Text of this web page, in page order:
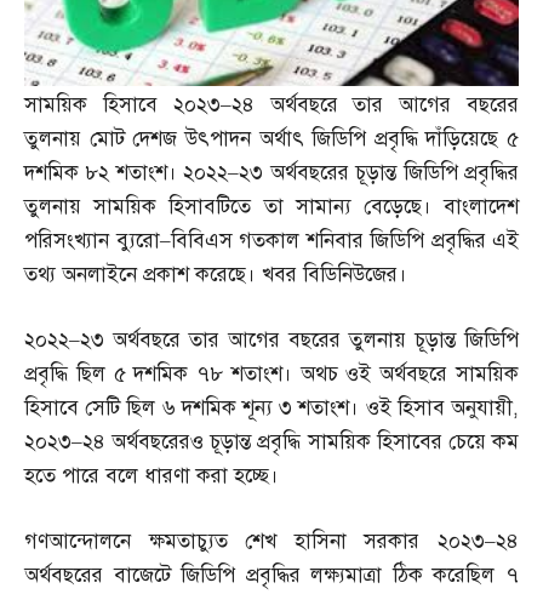
সাময়িক হিসাবে ২০২৩–২৪ অর্থবছরে তার আগের বছরের
তুলনায় মোট দেশজ উৎপাদন অর্থাৎ জিডিপি প্রবৃদ্ধি দাঁড়িয়েছে ৫
দশমিক ৮২ শতাংশ। ২০২২–২৩ অর্থবছরের চূড়ান্ত জিডিপি প্রবৃদ্ধির
তুলনায় সাময়িক হিসাবটিতে তা সামান্য বেড়েছে। বাংলাদেশ
পরিসংখ্যান ব্যুরো–বিবিএস গতকাল শনিবার জিডিপি প্রবৃদ্ধির এই
তথ্য অনলাইনে প্রকাশ করেছে। খবর বিডিনিউজের।
২০২২–২৩ অর্থবছরে তার আগের বছরের তুলনায় চূড়ান্ত জিডিপি
প্রবৃদ্ধি ছিল ৫ দশমিক ৭৮ শতাংশ। অথচ ওই অর্থবছরে সাময়িক
হিসাবে সেটি ছিল ৬ দশমিক শূন্য ৩ শতাংশ। ওই হিসাব অনুযায়ী,
২০২৩–২৪ অর্থবছরেরও চূড়ান্ত প্রবৃদ্ধি সাময়িক হিসাবের চেয়ে কম
হতে পারে বলে ধারণা করা হচ্ছে।
গণআন্দোলনে ক্ষমতাচ্যুত শেখ হাসিনা সরকার ২০২৩–২৪
অর্থবছরের বাজেটে জিডিপি প্রবৃদ্ধির লক্ষ্যমাত্রা ঠিক করেছিল ৭